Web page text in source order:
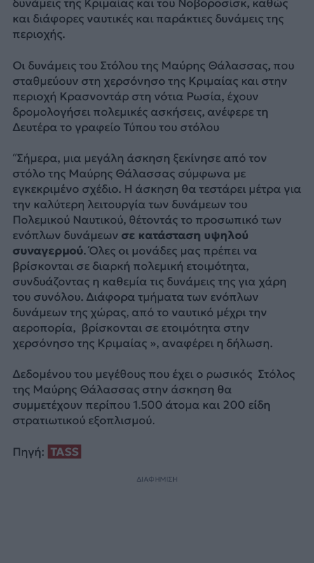
δυνάμεις της Κριμαίας και του Νοβοροσίσκ, καθώς
και διάφορες ναυτικές και παράκτιες δυνάμεις της
περιοχής.
Οι δυνάμεις του Στόλου της Μαύρης Θάλασσας, που
σταθμεύουν στη χερσόνησο της Κριμαίας και στην
περιοχή Κρασνοντάρ στη νότια Ρωσία, έχουν
δρομολογήσει πολεμικές ασκήσεις, ανέφερε τη
Δευτέρα το γραφείο Τύπου του στόλου
“Σήμερα, μια μεγάλη άσκηση ξεκίνησε από τον
στόλο της Μαύρης Θάλασσας σύμφωνα με
εγκεκριμένο σχέδιο. Η άσκηση θα τεστάρει μέτρα για
την καλύτερη λειτουργία των δυνάμεων του
Πολεμικού Ναυτικού, θέτοντάς το προσωπικό των
ενόπλων δυνάμεων σε κατάσταση υψηλού
συναγερμού. Όλες οι μονάδες μας πρέπει να
βρίσκονται σε διαρκή πολεμική ετοιμότητα,
συνδυάζοντας η καθεμία τις δυνάμεις της για χάρη
του συνόλου. Διάφορα τμήματα των ενόπλων
δυνάμεων της χώρας, από το ναυτικό μέχρι την
αεροπορία, βρίσκονται σε ετοιμότητα στην
χερσόνησο της Κριμαίας », αναφέρει η δήλωση.
Δεδομένου του μεγέθους που έχει ο ρωσικός Στόλος
της Μαύρης Θάλασσας στην άσκηση θα
συμμετέχουν περίπου 1.500 άτομα και 200 ​​είδη
στρατιωτικού εξοπλισμού.
Πηγή: TASS
ΔΙΑΦΗΜΙΣΗ